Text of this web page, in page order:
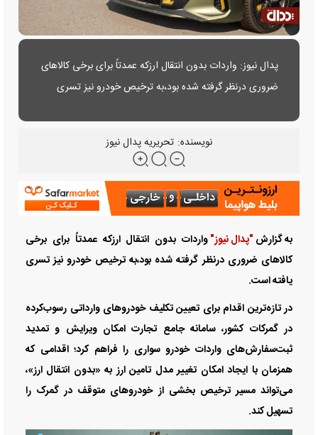
پدال نیوز: واردات بدون انتقال ارزکه عمدتاً برای برخی کالاهای
ضروری درنظر گرفته شده بود،به ترخیص خودرو نیز تسری
نویسنده: تحریریه پدال نیوز
به گزارش"پدال نیوز"واردات بدون انتقال ارزکه عمدتاً برای برخی
کالاهای ضروری درنظر گرفته شده بود،به ترخیص خودرو نیز تسری
یافته است.
در تازه‌ترین اقدام برای تعیین تکلیف خودروهای وارداتی رسوب‌کرده
در گمرکات کشور، سامانه جامع تجارت امکان ویرایش و تمدید
ثبت‌سفارش‌های واردات خودرو سواری را فراهم کرد؛ اقدامی که
همزمان با ایجاد امکان تغییر مدل تامین ارز به «بدون انتقال ارز»،
می‌تواند مسیر ترخیص بخشی از خودروهای متوقف در گمرک را
تسهیل کند.